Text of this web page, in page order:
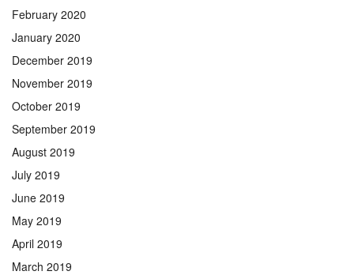
February 2020
January 2020
December 2019
November 2019
October 2019
September 2019
August 2019
July 2019
June 2019
May 2019
April 2019
March 2019